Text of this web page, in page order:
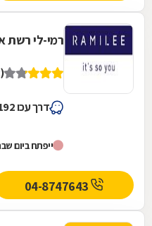
רמי-לי רשת
(3.2)
דרך עכו 192, קניון הקריון קרית ביאליק
ייפתח ביום שבת
04-8747643